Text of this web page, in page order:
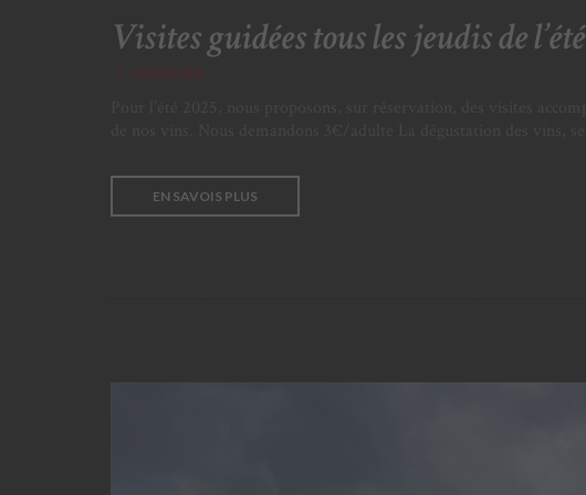
Visites guidées tous les jeudis de l’été
PARTAGER
EN SAVOIS PLUS